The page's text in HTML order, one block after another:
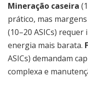
Mineração caseira
prático, mas
(10–20 ASICs)
energia mais barata.
ASICs) demandam
complexa e